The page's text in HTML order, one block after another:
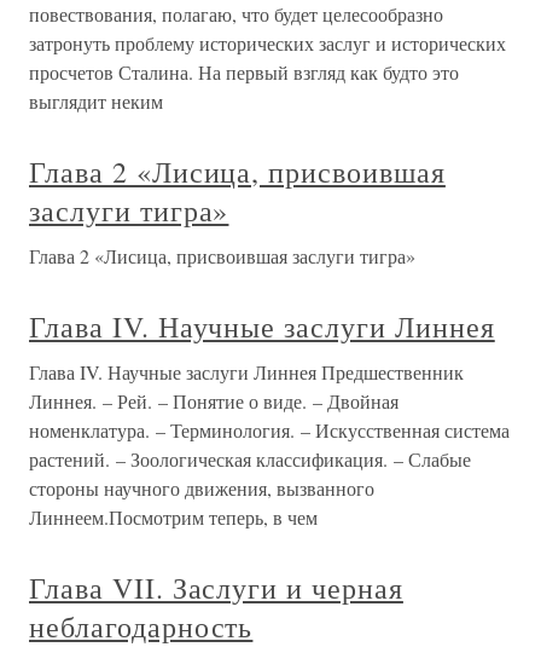
повествования, полагаю, что будет целесообразно
затронуть проблему исторических заслуг и исторических
просчетов Сталина. На первый взгляд как будто это
выглядит неким
Глава 2 «Лисица, присвоившая
заслуги тигра»
Глава 2 «Лисица, присвоившая заслуги тигра»
Глава IV. Научные заслуги Линнея
Глава IV. Научные заслуги Линнея Предшественник
Линнея. – Рей. – Понятие о виде. – Двойная
номенклатура. – Терминология. – Искусственная система
растений. – Зоологическая классификация. – Слабые
стороны научного движения, вызванного
Линнеем.Посмотрим теперь, в чем
Глава VII. Заслуги и черная
неблагодарность